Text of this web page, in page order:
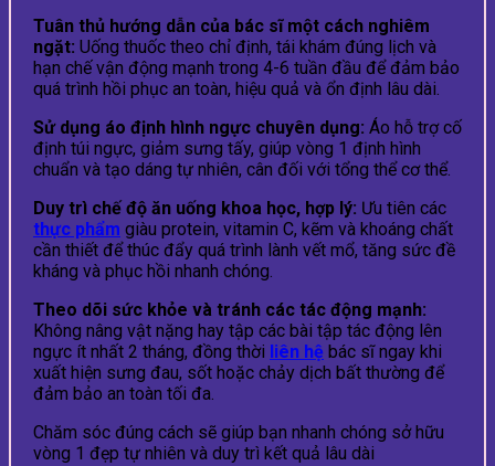
Tuân thủ hướng dẫn của bác sĩ một cách nghiêm
ngặt: Uống thuốc theo chỉ định, tái khám đúng lịch và
hạn chế vận động mạnh trong 4-6 tuần đầu để đảm bảo
quá trình hồi phục an toàn, hiệu quả và ổn định lâu dài.
Sử dụng áo định hình ngực chuyên dụng: Áo hỗ trợ cố
định túi ngực, giảm sưng tấy, giúp vòng 1 định hình
chuẩn và tạo dáng tự nhiên, cân đối với tổng thể cơ thể.
Duy trì chế độ ăn uống khoa học, hợp lý: Ưu tiên các
thực phẩm giàu protein, vitamin C, kẽm và khoáng chất
cần thiết để thúc đẩy quá trình lành vết mổ, tăng sức đề
kháng và phục hồi nhanh chóng.
Theo dõi sức khỏe và tránh các tác động mạnh:
Không nâng vật nặng hay tập các bài tập tác động lên
ngực ít nhất 2 tháng, đồng thời liên hệ bác sĩ ngay khi
xuất hiện sưng đau, sốt hoặc chảy dịch bất thường để
đảm bảo an toàn tối đa.
Chăm sóc đúng cách sẽ giúp bạn nhanh chóng sở hữu
vòng 1 đẹp tự nhiên và duy trì kết quả lâu dài